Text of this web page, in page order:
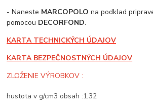
- Naneste MARCOPOLO na podklad
pomocou DECORFOND.
KARTA TECHNICKÝCH ÚDAJOV
KARTA BEZPEČNOSTNÝCH ÚDAJOV
ZLOŽENIE VÝROBKOV :
hustota v g/cm3 obsah :1,32